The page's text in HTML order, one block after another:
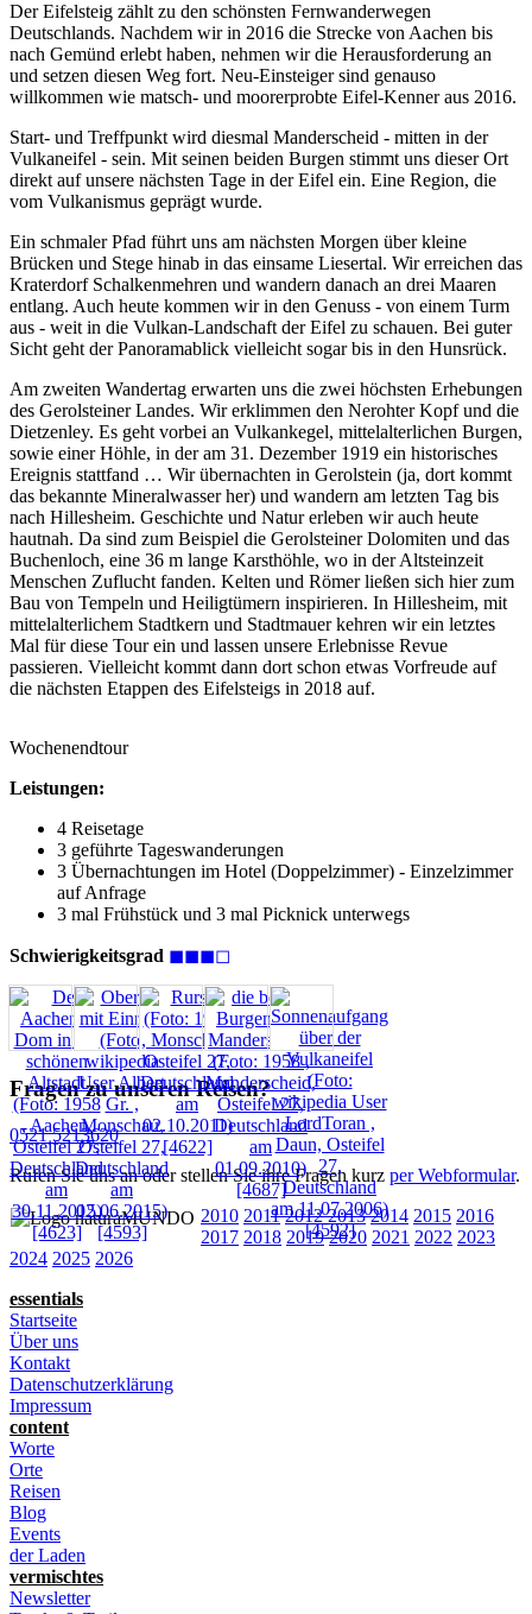
Der Eifelsteig zählt zu den schönsten Fernwanderwegen
Deutschlands. Nachdem wir in 2016 die Strecke von Aachen bis
nach Gemünd erlebt haben, nehmen wir die Herausforderung an
und setzen diesen Weg fort. Neu-Einsteiger sind genauso
willkommen wie matsch- und moorerprobte Eifel-Kenner aus 2016.
Start- und Treffpunkt wird diesmal Manderscheid - mitten in der
Vulkaneifel - sein. Mit seinen beiden Burgen stimmt uns dieser Ort
direkt auf unsere nächsten Tage in der Eifel ein. Eine Region, die
vom Vulkanismus geprägt wurde.
Ein schmaler Pfad führt uns am nächsten Morgen über kleine
Brücken und Stege hinab in das einsame Liesertal. Wir erreichen das
Kraterdorf Schalkenmehren und wandern danach an drei Maaren
entlang. Auch heute kommen wir in den Genuss - von einem Turm
aus - weit in die Vulkan-Landschaft der Eifel zu schauen. Bei guter
Sicht geht der Panoramablick vielleicht sogar bis in den Hunsrück.
Am zweiten Wandertag erwarten uns die zwei höchsten Erhebungen
des Gerolsteiner Landes. Wir erklimmen den Nerohter Kopf und die
Dietzenley. Es geht vorbei an Vulkankegel, mittelalterlichen Burgen,
sowie einer Höhle, in der am 31. Dezember 1919 ein historisches
Ereignis stattfand … Wir übernachten in Gerolstein (ja, dort kommt
das bekannte Mineralwasser her) und wandern am letzten Tag bis
nach Hillesheim. Geschichte und Natur erleben wir auch heute
hautnah. Da sind zum Beispiel die Gerolsteiner Dolomiten und das
Buchenloch, eine 36 m lange Karsthöhle, wo in der Altsteinzeit
Menschen Zuflucht fanden. Kelten und Römer ließen sich hier zum
Bau von Tempeln und Heiligtümern inspirieren. In Hillesheim, mit
mittelalterlichem Stadtkern und Stadtmauer kehren wir ein letztes
Mal für diese Tour ein und lassen unsere Erlebnisse Revue
passieren. Vielleicht kommt dann dort schon etwas Vorfreude auf
die nächsten Etappen des Eifelsteigs in 2018 auf.
Wochenendtour
Leistungen:
4 Reisetage
3 geführte Tageswanderungen
3 Übernachtungen im Hotel (Doppelzimmer) - Einzelzimmer
auf Anfrage
3 mal Frühstück und 3 mal Picknick unterwegs
Schwierigkeitsgrad ◼◼◼◻
Fragen zu unseren Reisen?
0521 5213620
Rufen Sie uns an oder stellen Sie ihre Fragen kurz per Webformular.
2010 2011 2012 2013 2014 2015 2016
2017 2018 2019 2020 2021 2022 2023
2024 2025 2026
essentials
Startseite
Über uns
Kontakt
Datenschutzerklärung
Impressum
content
Worte
Orte
Reisen
Blog
Events
der Laden
vermischtes
Newsletter